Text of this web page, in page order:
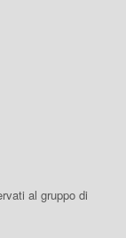
al gruppo di